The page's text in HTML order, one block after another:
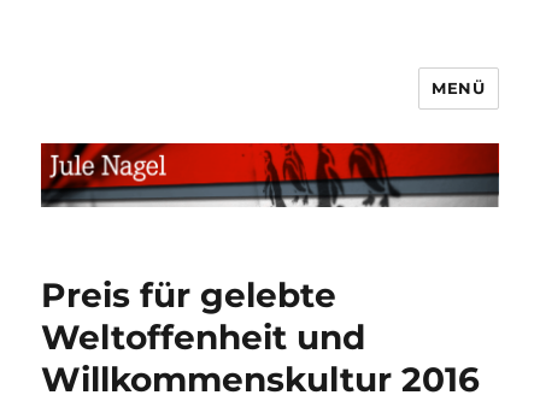
MENÜ
Preis für gelebte
Weltoffenheit und
Willkommenskultur 2016